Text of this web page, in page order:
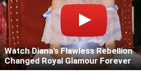
Watch Diana's Flawless Rebellion
Changed Royal Glamour Forever